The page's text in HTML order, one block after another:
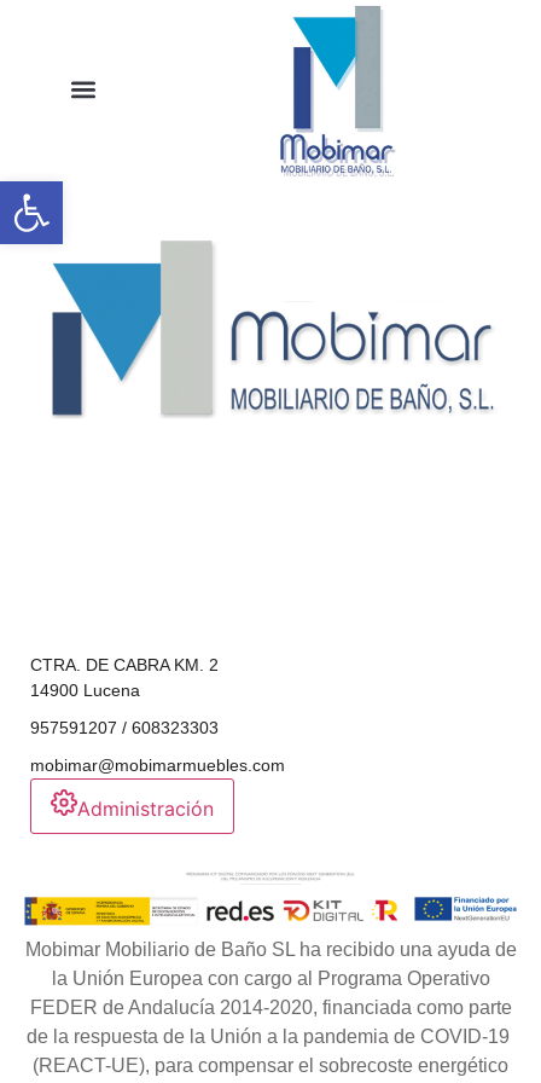
Abrir barra de herramientas
CTRA. DE CABRA KM. 2
14900 Lucena
957591207 / 608323303
mobimar@mobimarmuebles.com
Administración
Mobimar Mobiliario de Baño SL ha recibido una ayuda de
la Unión Europea con cargo al Programa Operativo
FEDER de Andalucía 2014-2020, financiada como parte
de la respuesta de la Unión a la pandemia de COVID-19
(REACT-UE), para compensar el sobrecoste energético